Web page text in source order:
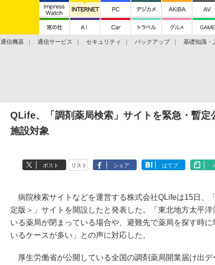
通信機器 通信サービス セキュリティ バックアップ 基礎知識・
QLife、「調剤薬局検索」サイトを緊急・暫定
施設対象
ポスト リスト シェア はてブ
病院検索サイトなどを運営する株式会社QLifeは15日、
定版＞」サイトを開設したと発表した。「東北地方太平
いる薬局が閉まっている場合や、避難先で薬局を探す時
いるケースが多い」との声に対応した。
厚生労働省が公開している全国の調剤薬局開業届け出デ